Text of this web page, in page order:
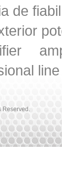
de
Reserved.